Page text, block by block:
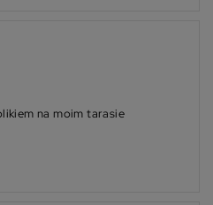
na moim tarasie